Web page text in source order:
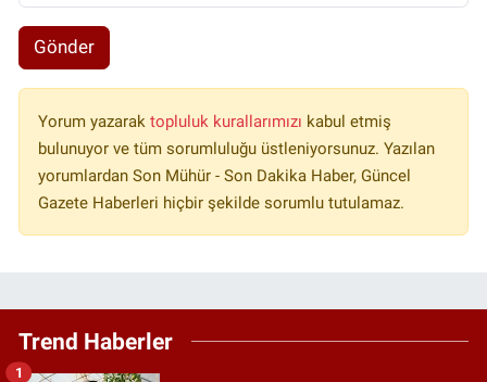
Gönder
Yorum yazarak topluluk kurallarımızı kabul etmiş
bulunuyor ve tüm sorumluluğu üstleniyorsunuz. Yazılan
yorumlardan Son Mühür - Son Dakika Haber, Güncel
Gazete Haberleri hiçbir şekilde sorumlu tutulamaz.
Trend Haberler
1